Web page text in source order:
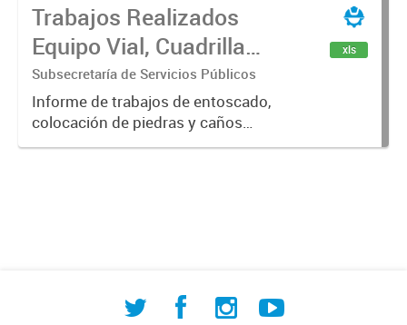
construcción, colocación de tapa
registro, reparación...
Trabajos Realizados
Equipo Vial, Cuadrilla
Bacheo, Servicio
Eléctrico - Noviembre
2021
Subsecretaría de Servicios Públicos
Informe de trabajos de entoscado,
colocación de piedras y caños
(zanjeo - cruce de calles) Informe
xls